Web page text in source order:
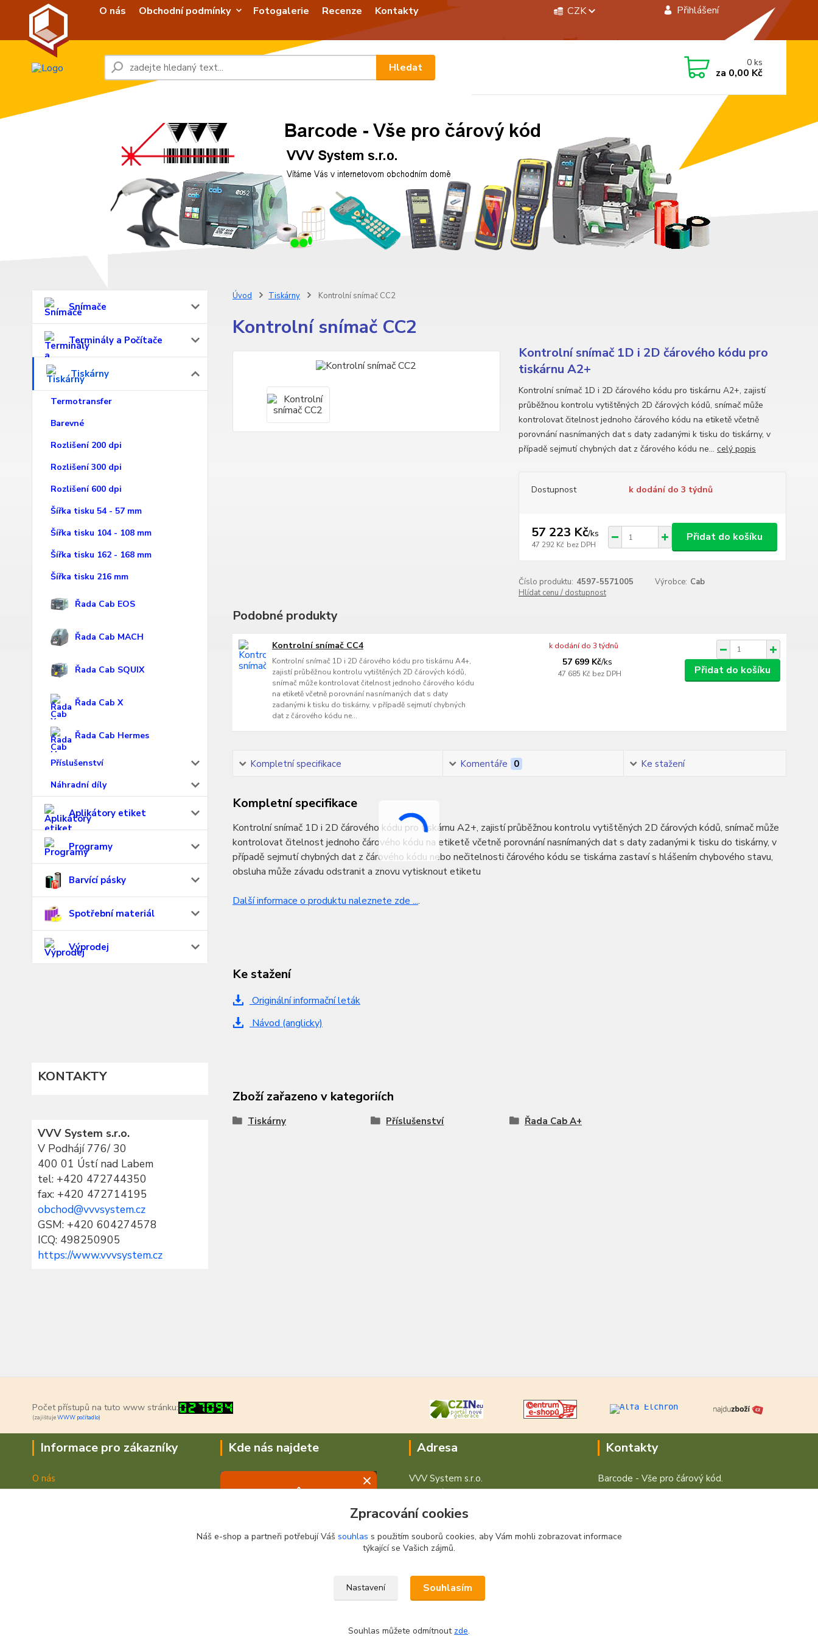
O nás Obchodní podmínky Fotogalerie Recenze Kontakty CZK Přihlášení
Hledat 0ks
za 0,00 Kč
Snímače
Terminály a Počítače
Tiskárny
Termotransfer
Barevné
Rozlišení 200 dpi
Rozlišení 300 dpi
Rozlišení 600 dpi
Šířka tisku 54 - 57 mm
Šířka tisku 104 - 108 mm
Šířka tisku 162 - 168 mm
Šířka tisku 216 mm
Řada Cab EOS
Řada Cab MACH
Řada Cab SQUIX
Řada Cab X
Řada Cab Hermes
Příslušenství
Náhradní díly
Aplikátory etiket
Programy
Barvící pásky
Spotřební materiál
Výprodej
KONTAKTY
VVV System s.r.o.
V Podhájí 776/ 30
400 01 Ústí nad Labem
tel: +420 472744350
fax: +420 472714195
obchod@vvvsystem.cz
GSM: +420 604274578
ICQ: 498250905
https://www.vvvsystem.cz
Úvod Tiskárny Kontrolní snímač CC2
Kontrolní snímač CC2
Kontrolní snímač 1D i 2D čárového kódu pro
tiskárnu A2+
Kontrolní snímač 1D i 2D čárového kódu pro tiskárnu A2+, zajistí
průběžnou kontrolu vytištěných 2D čárových kódů, snímač může
kontrolovat čitelnost jednoho čárového kódu na etiketě včetně
porovnání nasnímaných dat s daty zadanými k tisku do tiskárny, v
případě sejmutí chybných dat z čárového kódu ne... celý popis
Dostupnost k dodání do 3 týdnů
57 223 Kč/ks
47 292 Kč bez DPH
Přidat do košíku
Číslo produktu: 4597-5571005 Výrobce: Cab
Hlídat cenu / dostupnost
Podobné produkty
Kontrolní snímač CC4
Kontrolní snímač 1D i 2D čárového kódu pro tiskárnu A4+,
zajistí průběžnou kontrolu vytištěných 2D čárových kódů,
snímač může kontrolovat čitelnost jednoho čárového kódu
na etiketě včetně porovnání nasnímaných dat s daty
zadanými k tisku do tiskárny, v případě sejmutí chybných
dat z čárového kódu ne...
57 699 Kč/ks
47 685 Kč bez DPH
k dodání do 3 týdnů
Přidat do košíku
Kompletní specifikace Komentáře 0 Ke stažení
Kompletní specifikace
Kontrolní snímač 1D i 2D čárového kódu pro tiskárnu A2+, zajistí průběžnou kontrolu vytištěných 2D čárových kódů, snímač může
kontrolovat čitelnost jednoho čárového kódu na etiketě včetně porovnání nasnímaných dat s daty zadanými k tisku do tiskárny, v
případě sejmutí chybných dat z čárového kódu nebo nečitelnosti čárového kódu se tiskárna zastaví s hlášením chybového stavu,
obsluha může závadu odstranit a znovu vytisknout etiketu
Další informace o produktu naleznete zde ....
Ke stažení
Originální informační leták
Návod (anglicky)
Zboží zařazeno v kategoriích
Tiskárny Příslušenství Řada Cab A+
Počet přístupů na tuto www stránku:
(zajišťujeWWW počítadlo)
Informace pro zákazníky
O nás
Jak nakupovat
Kde nás najdete Adresa
VVV System s.r.o.
V Podhájí 776/ 30
400 01 Ústí nad Labem
Kontakty
Barcode - Vše pro čárový kód.
Zpracování cookies
Náš e-shop a partneři potřebují Váš souhlas s použitím souborů cookies, aby Vám mohli zobrazovat informace
týkající se Vašich zájmů.
Nastavení Souhlasím
Souhlas můžete odmítnout zde.